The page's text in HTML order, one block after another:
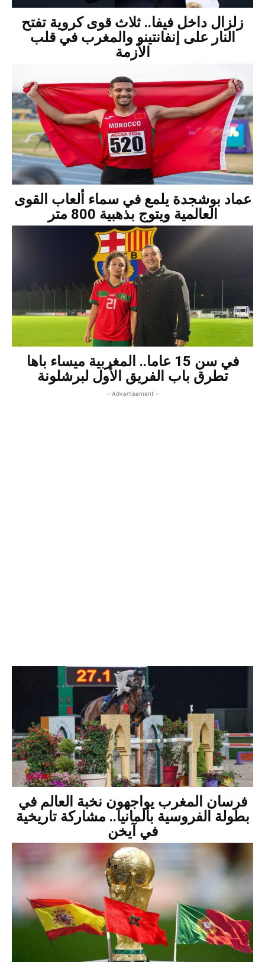
زلزال داخل فيفا.. ثلاث قوى كروية تفتح
النار على إنفانتينو والمغرب في قلب
الأزمة
عماد بوشجدة يلمع في سماء ألعاب القوى
العالمية ويتوج بذهبية 800 متر
في سن 15 عاما.. المغربية ميساء باها
تطرق باب الفريق الأول لبرشلونة
- Advertisement -
فرسان المغرب يواجهون نخبة العالم في
بطولة الفروسية بألمانيا.. مشاركة تاريخية
في آيخن